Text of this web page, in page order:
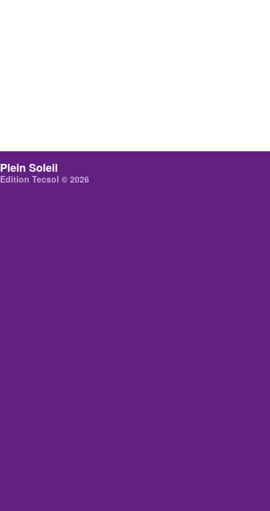
Plein Soleil
Edition Tecsol © 2026